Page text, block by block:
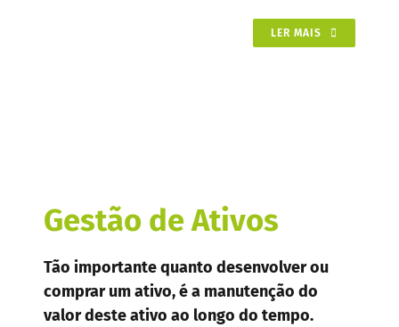
LER MAIS
Gestão de Ativos
Tão importante quanto desenvolver ou
comprar um ativo, é a manutenção do
valor deste ativo ao longo do tempo.